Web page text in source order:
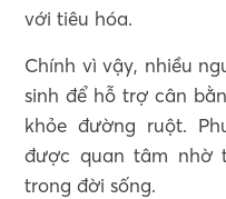
với tiêu hóa.
Chính vì vậy, nhiều
sinh để hỗ trợ cân
khỏe đường ruột.
được quan tâm nhờ
trong đời sống.